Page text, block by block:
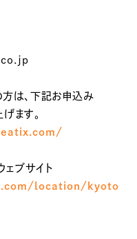
方は、下記お申込み
ます。
ブサイト
location/kyoto